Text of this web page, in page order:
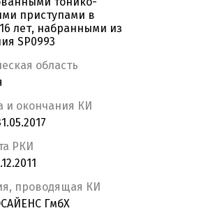
приступами в
лет, набранными из
SP0993
область
и окончания КИ
РКИ
проводящая КИ
ГмбХ